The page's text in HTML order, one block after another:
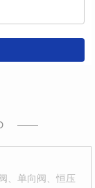
、单向阀、恒压